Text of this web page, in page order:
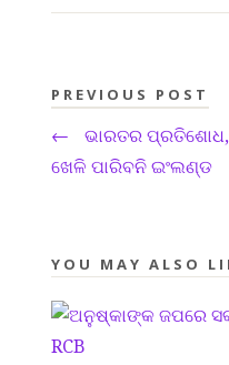
PREVIOUS POST
←
ଭାରତର
ଖେଳି ପାରିବନି ଇଂଲଣ୍ଡ
YOU MAY ALSO